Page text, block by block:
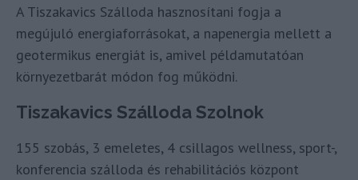
A Tiszakavics Szálloda hasznosítani fogja a
megújuló energiaforrásokat, a napenergia mellett a
geotermikus energiát is, amivel példamutatóan
környezetbarát módon fog működni.
Tiszakavics Szálloda Szolnok
155 szobás, 3 emeletes, 4 csillagos wellness, sport-,
konferencia szálloda és rehabilitációs központ